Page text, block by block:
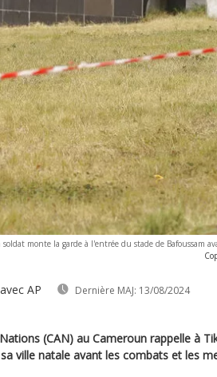
soldat monte la garde à l'entrée du stade de Bafoussam
avec AP Dernière MAJ: 13/08/2024
(CAN) au Cameroun rappelle à
ville natale avant les combats et les